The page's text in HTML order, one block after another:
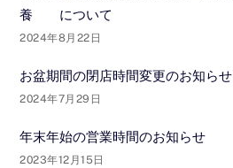
養 について
2024年8月22日
お盆期間の閉店時間変更のお知らせ
2024年7月29日
年末年始の営業時間のお知らせ
2023年12月15日